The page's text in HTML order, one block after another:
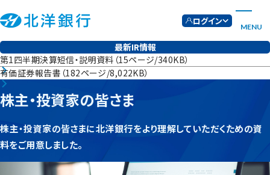
ログイン
MENU
最新IR情報
第1四半期決算短信・説明資料（15ページ/340KB）
有価証券報告書（182ページ/8,022KB）
株主・投資家の皆さま
株主・投資家の皆さまに北洋銀行をより理解していただくための資
料をご用意しました。